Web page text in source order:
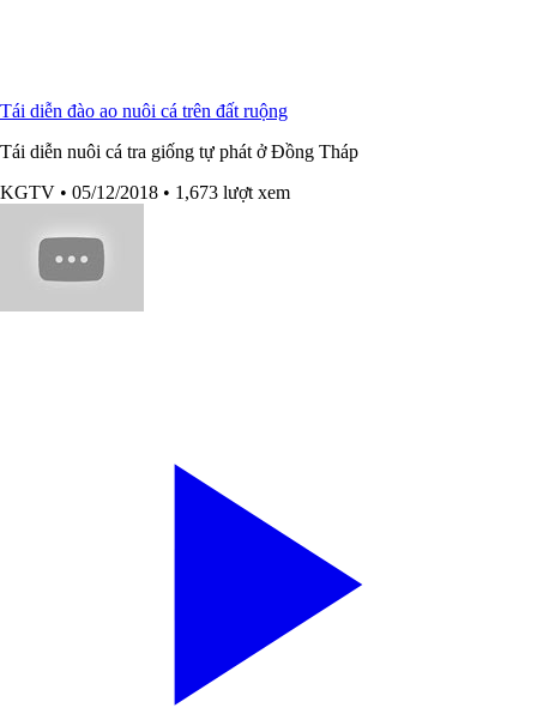
Tái diễn đào ao nuôi cá trên đất ruộng
Tái diễn nuôi cá tra giống tự phát ở Đồng Tháp
KGTV • 05/12/2018 • 1,673 lượt xem